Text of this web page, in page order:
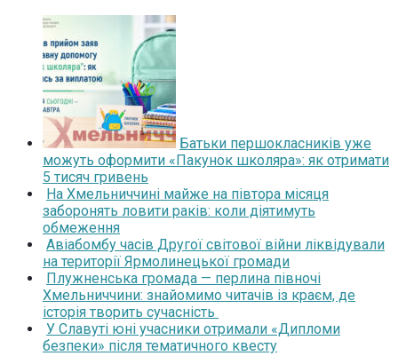
Батьки першокласників уже
можуть оформити «Пакунок школяра»: як отримати
5 тисяч гривень
На Хмельниччині майже на півтора місяця
заборонять ловити раків: коли діятимуть
обмеження
Авіабомбу часів Другої світової війни ліквідували
на території Ярмолинецької громади
Плужненська громада — перлина півночі
Хмельниччини: знайомимо читачів із краєм, де
історія творить сучасність
У Славуті юні учасники отримали «Дипломи
безпеки» після тематичного квесту